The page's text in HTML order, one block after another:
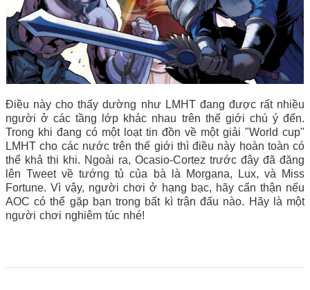
Điều này cho thấy dường như LMHT đang được rất nhiều
người ở các tầng lớp khác nhau trên thế giới chú ý đến.
Trong khi đang có một loạt tin đồn về một giải "World cup"
LMHT cho các nước trên thế giới thì điều này hoàn toàn có
thể khả thi khi. Ngoài ra, Ocasio-Cortez trước đây đã đăng
lên Tweet về tướng tủ của bà là Morgana, Lux, và Miss
Fortune. Vì vậy, người chơi ở hạng bạc, hãy cẩn thận nếu
AOC có thể gặp bạn trong bất kì trận đấu nào. Hãy là một
người chơi nghiêm túc nhé!